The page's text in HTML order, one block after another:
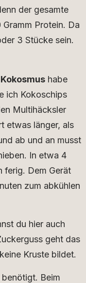
der gesamte
Protein. Da
3 Stücke sein.
Kokosmus habe
ich Kokoschips
Multihäcksler
etwas länger, als
ab und an musst
In etwa 4
ferig. Dem Gerät
zum abkühlen
du hier auch
geht das
Kruste bildet.
benötigt. Beim